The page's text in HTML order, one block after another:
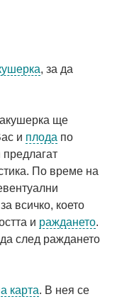
, за да
ще
и плода по
По време на
всичко, което
и раждането.
след раждането
карта. В нея се